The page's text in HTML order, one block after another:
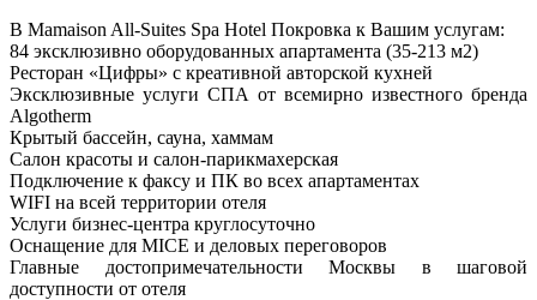
В Mamaison All-Suites Spa Hotel Покровка к Вашим услугам:
84 эксклюзивно оборудованных апартамента (35-213 м2)
Ресторан «Цифры» с креативной авторской кухней
Эксклюзивные услуги СПА от всемирно известного бренда
Algotherm
Крытый бассейн, сауна, хаммам
Салон красоты и салон-парикмахерская
Подключение к факсу и ПК во всех апартаментах
WIFI на всей территории отеля
Услуги бизнес-центра круглосуточно
Оснащение для MICE и деловых переговоров
Главные достопримечательности Москвы в шаговой
доступности от отеля